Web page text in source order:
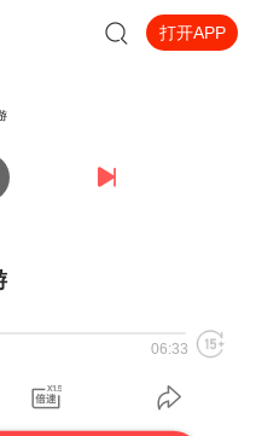
打开APP
06:33